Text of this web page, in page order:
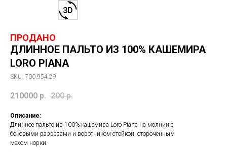
ДЛИННОЕ ПАЛЬТО ИЗ 100% КАШЕМИРА
LORO PIANA
SKU: 700.954.29
210000 р. 200 р.
Описание:
Длинное пальто из 100% кашемира Loro Piana на молнии с
боковыми разрезами и воротником стойкой, отороченным
мехом норки.